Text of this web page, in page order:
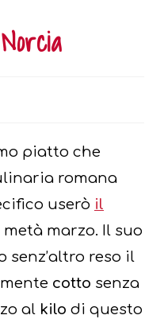
piatto che
romana
userò il
marzo. Il suo
reso il
cotto senza
al kilo di questo